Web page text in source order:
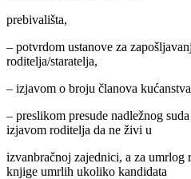
prebivališta,
– potvrdom ustanove za
roditelja/staratelja,
– izjavom o broju članova
– preslikom presude nadležnog
izjavom roditelja da ne živi u
izvanbračnoj zajednici, a za
knjige umrlih ukoliko kandidata